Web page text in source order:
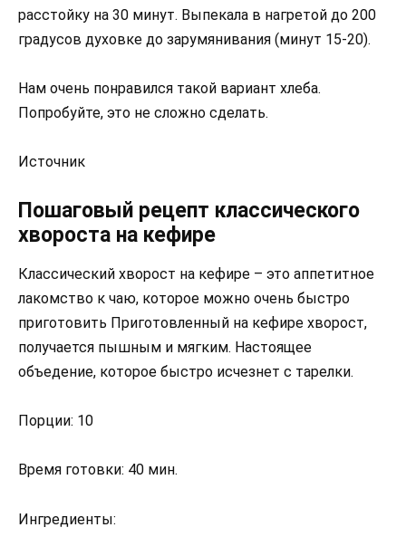
расстойку на 30 минут. Выпекала в нагретой до 200
градусов духовке до зарумянивания (минут 15-20).
Нам очень понравился такой вариант хлеба.
Попробуйте, это не сложно сделать.
Источник
Пошаговый рецепт классического
хвороста на кефире
Классический хворост на кефире – это аппетитное
лакомство к чаю, которое можно очень быстро
приготовить Приготовленный на кефире хворост,
получается пышным и мягким. Настоящее
объедение, которое быстро исчезнет с тарелки.
Порции: 10
Время готовки: 40 мин.
Ингредиенты: